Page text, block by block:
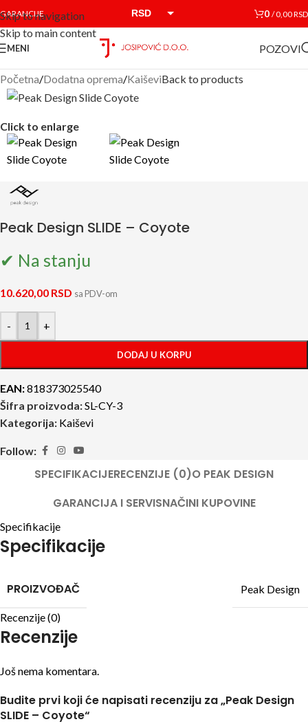
Skip to navigation
Skip to main content
GARANCIJE RSD 0 /0,00RSD
MENI POZOVI
Početna/Dodatna oprema/KaiševiBack to products
Click to enlarge
Peak Design SLIDE – Coyote
✔ Na stanju
10.620,00 RSD sa PDV-om
- +
DODAJ U KORPU
EAN:818373025540
Šifra proizvoda:SL-CY-3
Kategorija: Kaiševi
Follow:
SPECIFIKACIJERECENZIJE (0)O PEAK DESIGN
GARANCIJA I SERVISNAČINI KUPOVINE
Specifikacije
Specifikacije
PROIZVOĐAČ Peak Design
Recenzije (0)
Recenzije
Još nema komentara.
Budite prvi koji će napisati recenziju za „Peak Design
SLIDE – Coyote“